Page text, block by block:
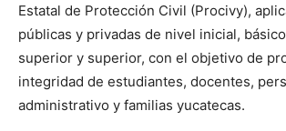
Estatal de Protección Civil (Procivy),
públicas y privadas de nivel inicial,
superior y superior, con el objetivo de
integridad de estudiantes, docentes,
administrativo y familias yucatecas.